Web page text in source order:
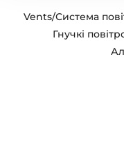
Vents/Система
Гнучкі